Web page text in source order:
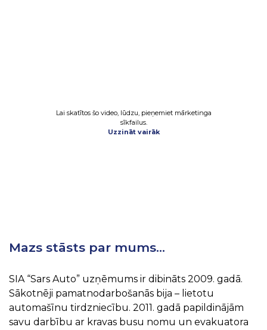
Lai skatītos šo video, lūdzu, pieņemiet mārketinga
sīkfailus.
Uzzināt vairāk
Mazs stāsts par mums…
SIA “Sars Auto” uzņēmums ir dibināts 2009. gadā.
Sākotnēji pamatnodarbošanās bija – lietotu
automašīnu tirdzniecību. 2011. gadā papildinājām
savu darbību ar kravas busu nomu un evakuatora